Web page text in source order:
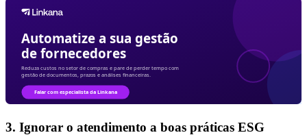
3. Ignorar o atendimento a boas práticas ESG